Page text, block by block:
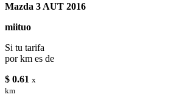
Mazda 3 AUT 2016
miituo
Si tu tarifa
por km es de
$ 0.61 x
km